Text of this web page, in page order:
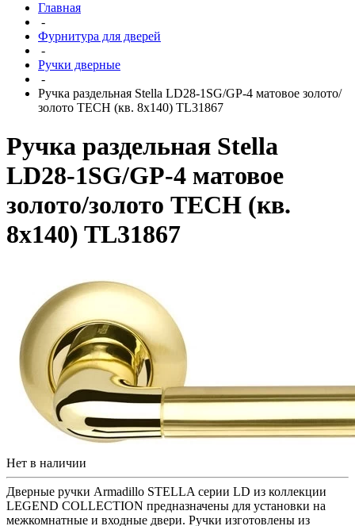
Главная
-
Фурнитура для дверей
-
Ручки дверные
-
Ручка раздельная Stella LD28-1SG/GP-4 матовое золото/
золото TECH (кв. 8х140) TL31867
Ручка раздельная Stella
LD28-1SG/GP-4 матовое
золото/золото TECH (кв.
8х140) TL31867
Нет в наличии
Дверные ручки Armadillo STELLA серии LD из коллекции
LEGEND COLLECTION предназначены для установки на
межкомнатные и входные двери. Ручки изготовлены из